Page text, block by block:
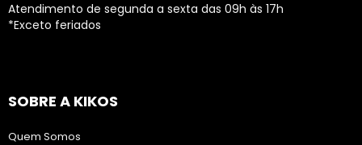
Atendimento de segunda a sexta das 09h às 17h
*Exceto feriados
SOBRE A KIKOS
Quem Somos